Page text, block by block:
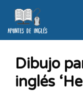
Dibujo
inglés